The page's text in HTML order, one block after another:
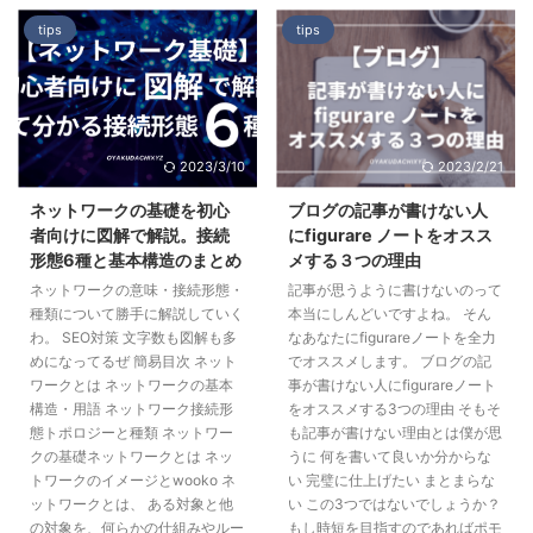
tips
2023/3/10
ネットワークの基礎を初心
者向けに図解で解説。接続
形態6種と基本構造のまとめ
ネットワークの意味・接続形態・
種類について勝手に解説していく
わ。 SEO対策 文字数も図解も多
めになってるぜ 簡易目次 ネット
ワークとは ネットワークの基本
構造・用語 ネットワーク接続形
態トポロジーと種類 ネットワー
クの基礎ネットワークとは ネッ
トワークのイメージとwooko ネ
ットワークとは、 ある対象と他
の対象を、何らかの仕組みやルー
tips
2023/2/21
ブログの記事が書けない人
にfigurare ノートをオスス
メする３つの理由
記事が思うように書けないのって
本当にしんどいですよね。 そん
なあなたにfigurareノートを全力
でオススメします。 ブログの記
事が書けない人にfigurareノート
をオススメする3つの理由 そもそ
も記事が書けない理由とは僕が思
うに 何を書いて良いか分からな
い 完璧に仕上げたい まとまらな
い この3つではないでしょうか？
もし時短を目指すのであればポモ